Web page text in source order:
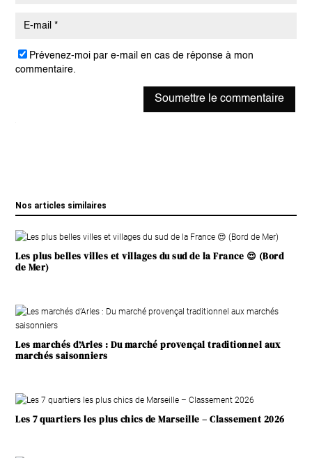
Prévenez-moi par e-mail en cas de réponse à mon
commentaire.
Soumettre le commentaire
Nos articles similaires
Les plus belles villes et villages du sud de la France 😍 (Bord
de Mer)
Les marchés d’Arles : Du marché provençal traditionnel aux
marchés saisonniers
Les 7 quartiers les plus chics de Marseille – Classement 2026